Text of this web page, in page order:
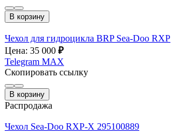
В корзину
Чехол для гидроцикла BRP Sea-Doo RXP
Цена: 35 000 ₽
Telegram MAX
Скопировать ссылку
В корзину
Распродажа
Чехол Sea-Doo RXP-X 295100889